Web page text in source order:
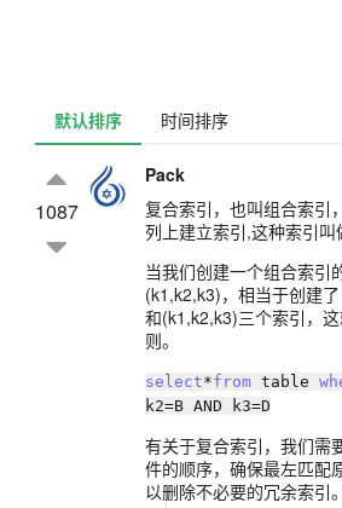
默认排序 时间排序
1087
Pack
复合索引，也叫组合索引
列上建立索引,这种索引叫
当我们创建一个组合索引
(k1,k2,k3)，相当于创建
和(k1,k2,k3)三个索引，
则。
select*from table
k2=B AND k3=D
有关于复合索引，我们需
件的顺序，确保最左匹配
以删除不必要的冗余索引。